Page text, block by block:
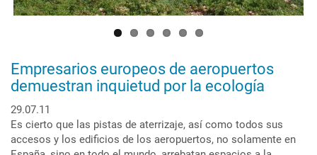
Empresarios europeos de aeropuertos
demuestran inquietud por la ecología
29.07.11
Es cierto que las pistas de aterrizaje, así como todos sus
accesos y los edificios de los aeropuertos, no solamente en